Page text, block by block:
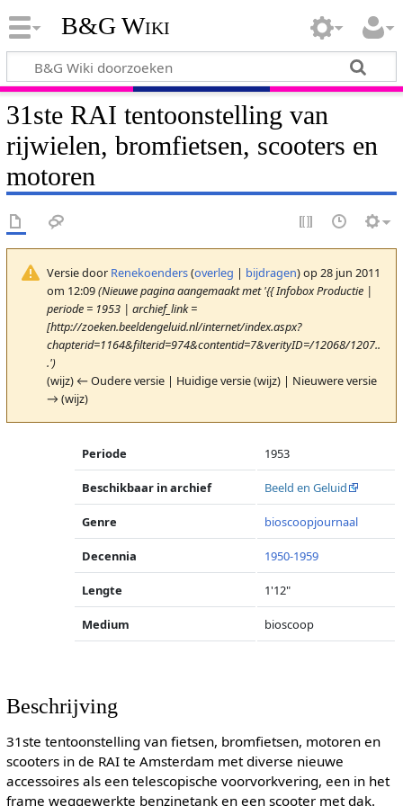
B&G Wiki
31ste RAI tentoonstelling van
rijwielen, bromfietsen, scooters en
motoren
Versie door Renekoenders(overleg | bijdragen)op 28 jun 2011
om 12:09(Nieuwe pagina aangemaakt met '{{ Infobox Productie |
periode = 1953 | archief_link =
[http://zoeken.beeldengeluid.nl/internet/index.aspx?
chapterid=1164&filterid=974&contentid=7&verityID=/12068/1207..
.')
(wijz) ← Oudere versie | Huidige versie (wijz) | Nieuwere versie
→ (wijz)
Periode 1953
Beschikbaar in archief Beeld en Geluid
Genre bioscoopjournaal
Decennia 1950-1959
Lengte 1'12"
Medium bioscoop
Beschrijving
31ste tentoonstelling van fietsen, bromfietsen, motoren en
scooters in de RAI te Amsterdam met diverse nieuwe
accessoires als een telescopische voorvorkvering, een in het
frame weggewerkte benzinetank en een scooter met dak.